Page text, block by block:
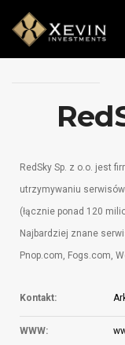
RedSky Sp. z o.o. jest
utrzymywaniu
(łącznie ponad 120
Najbardziej znane
Pnop.com, Fogs.com,
Kontakt:
WWW: